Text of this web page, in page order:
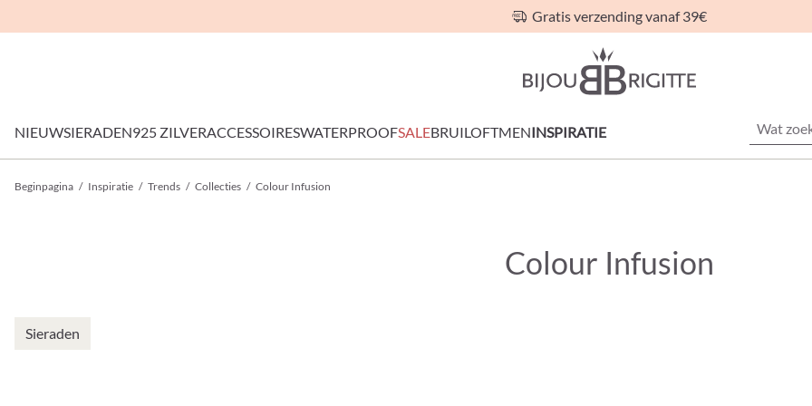
Gratis verzending vanaf 39€
NIEUWSIERADEN925 ZILVERACCESSOIRESWATERPROOFSALEBRUILOFTMENINSPIRATIE
Beginpagina / Inspiratie / Trends / Collecties / Colour Infusion
Colour Infusion
Sieraden